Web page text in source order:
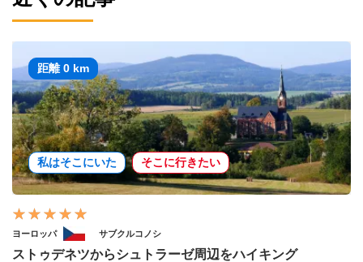
距離 0 km
私はそこにいた そこに行きたい
ヨーロッパ サブクルコノシ
ストゥデネツからシュトラーゼ周辺をハイキング